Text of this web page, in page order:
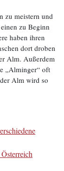
zu meistern und
zu Beginn
haben ihren
dort droben
Alm. Außerdem
„Alminger“ oft
Alm wird so